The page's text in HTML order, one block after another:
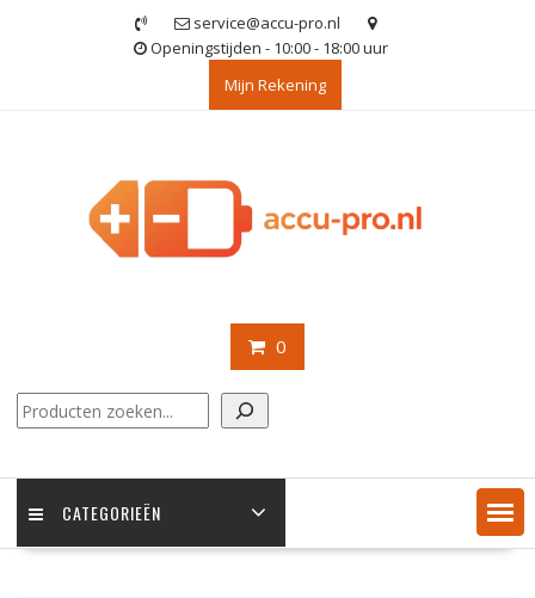
service@accu-pro.nl
Openingstijden - 10:00 - 18:00 uur
Mijn Rekening
0
Zoeken
CATEGORIEËN